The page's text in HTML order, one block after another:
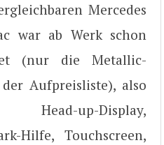
Mercedes
war ab Werk schon
(nur die Metallic-
Aufpreisliste), also
up-Display,
Hilfe, Touchscreen,